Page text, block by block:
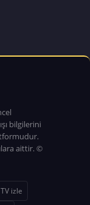
bilgilerini
aittir. ©
izle